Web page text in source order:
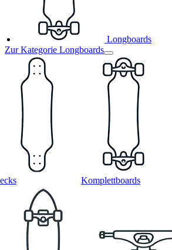
Longboards
Zur Kategorie Longboards
Komplettboards